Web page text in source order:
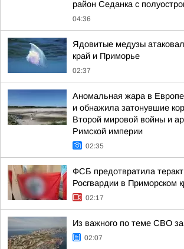
район Седанка с
04:36
Ядовитые медузы
край и Приморье
02:37
Аномальная жара в
и обнажила затонувшие
Второй мировой войны и
Римской империи
02:35
ФСБ предотвратила
Росгвардии в Приморском
02:17
Из важного по теме СВО за
02:07